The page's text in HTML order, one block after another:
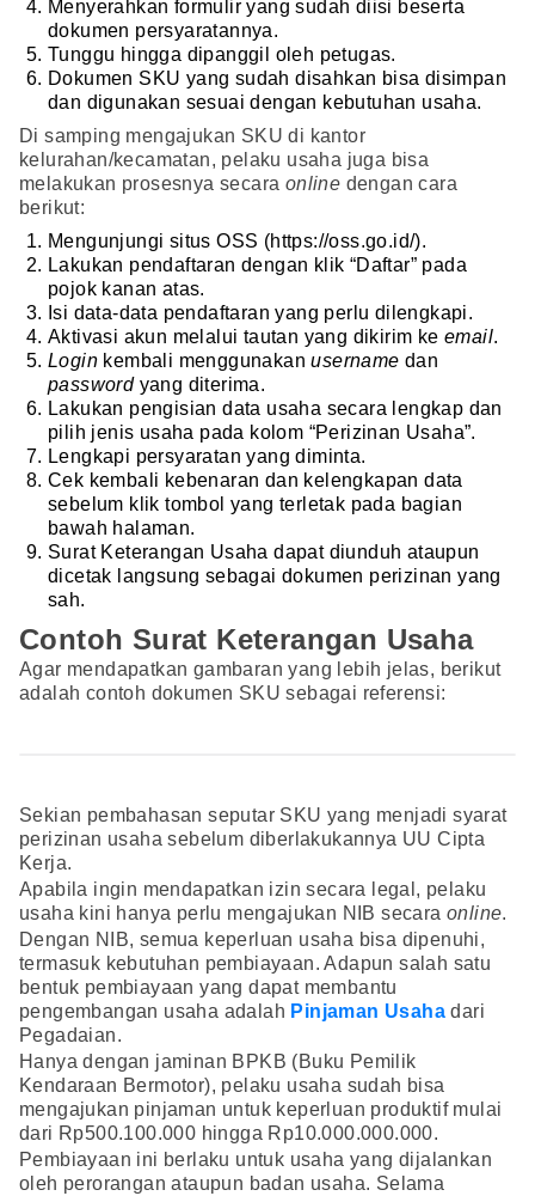
Menyerahkan formulir yang sudah diisi beserta
dokumen persyaratannya.
Tunggu hingga dipanggil oleh petugas.
Dokumen SKU yang sudah disahkan bisa disimpan
dan digunakan sesuai dengan kebutuhan usaha.
Di samping mengajukan SKU di kantor
kelurahan/kecamatan, pelaku usaha juga bisa
melakukan prosesnya secara online dengan cara
berikut:
Mengunjungi situs OSS (https://oss.go.id/).
Lakukan pendaftaran dengan klik “Daftar” pada
pojok kanan atas.
Isi data-data pendaftaran yang perlu dilengkapi.
Aktivasi akun melalui tautan yang dikirim ke email.
Login kembali menggunakanusername dan
passwordyang diterima.
Lakukan pengisian data usaha secara lengkap dan
pilih jenis usaha pada kolom “Perizinan Usaha”.
Lengkapi persyaratan yang diminta.
Cek kembali kebenaran dan kelengkapan data
sebelum klik tombol yang terletak pada bagian
bawah halaman.
Surat Keterangan Usaha dapat diunduh ataupun
dicetak langsung sebagai dokumen perizinan yang
sah.
Contoh Surat Keterangan Usaha
Agar mendapatkan gambaran yang lebih jelas, berikut
adalah contoh dokumen SKU sebagai referensi:
Sekian pembahasan seputar SKU yang menjadi syarat
perizinan usaha sebelum diberlakukannya UU Cipta
Kerja.
Apabila ingin mendapatkan izin secara legal, pelaku
usaha kini hanya perlu mengajukan NIB secara online.
Dengan NIB, semua keperluan usaha bisa dipenuhi,
termasuk kebutuhan pembiayaan. Adapun salah satu
bentuk pembiayaan yang dapat membantu
pengembangan usaha adalah Pinjaman Usaha dari
Pegadaian.
Hanya dengan jaminan BPKB (Buku Pemilik
Kendaraan Bermotor), pelaku usaha sudah bisa
mengajukan pinjaman untuk keperluan produktif mulai
dari Rp500.100.000 hingga Rp10.000.000.000.
Pembiayaan ini berlaku untuk usaha yang dijalankan
oleh perorangan ataupun badan usaha. Selama